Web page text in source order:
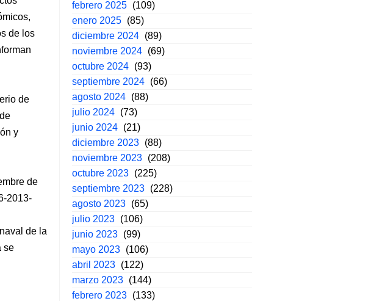
de los
de
y
de
2013-
de la
se
febrero 2025 (109)
enero 2025 (85)
diciembre 2024 (89)
noviembre 2024 (69)
octubre 2024 (93)
septiembre 2024 (66)
agosto 2024 (88)
julio 2024 (73)
junio 2024 (21)
diciembre 2023 (88)
noviembre 2023 (208)
octubre 2023 (225)
septiembre 2023 (228)
agosto 2023 (65)
julio 2023 (106)
junio 2023 (99)
mayo 2023 (106)
abril 2023 (122)
marzo 2023 (144)
febrero 2023 (133)